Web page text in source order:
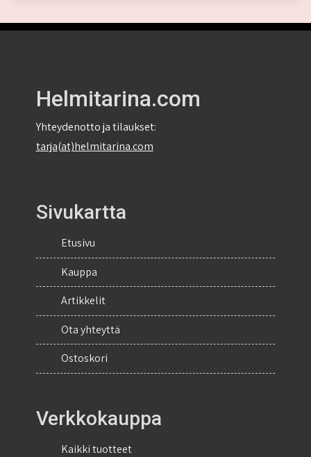
Helmitarina.com
Yhteydenotto ja tilaukset:
tarja(at)helmitarina.com
Sivukartta
Etusivu
Kauppa
Artikkelit
Ota yhteyttä
Ostoskori
Verkkokauppa
Kaikki tuotteet